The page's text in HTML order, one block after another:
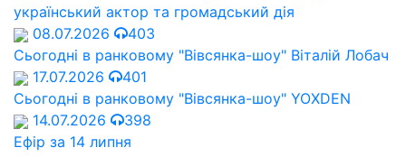
український актор та громадський дія
08.07.2026
403
Сьогодні в ранковому "Вівсянка-шоу" Віталій Лобач
17.07.2026
401
Сьогодні в ранковому "Вівсянка-шоу" YOXDEN
14.07.2026
398
Ефір за 14 липня